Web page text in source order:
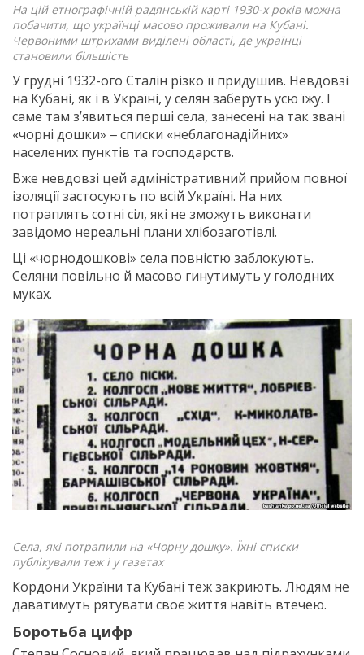
На цій етнографічній радянській карті 1930-х років можна
побачити, що українці масово проживали на Кубані.
Червоними штрихами виділені області, де українці
становили більшість
У грудні 1932-ого Сталін різко її придушив. Невдовзі
на Кубані, як і в Україні, у селян заберуть усю їжу. І
саме там з’явиться перші села, занесені на так звані
«чорні дошки» ‒ списки «неблагонадійних»
населених пунктів та господарств.
Вже невдовзі цей адміністративний прийом повної
ізоляції застосують по всій Україні. На них
потраплять сотні сіл, які не зможуть виконати
завідомо нереальні плани хлібозаготівлі.
Ці «чорнодошкові» села повністю заблокують.
Селяни повільно й масово гинутимуть у голодних
муках.
Села, які потрапили на «Чорну дошку». Їхні списки
публікували теж і у газетах
Кордони України та Кубані теж закриють. Людям не
даватимуть рятувати своє життя навіть втечею.
Боротьба цифр